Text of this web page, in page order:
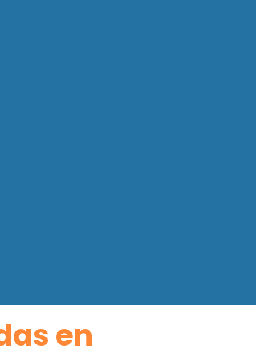
en